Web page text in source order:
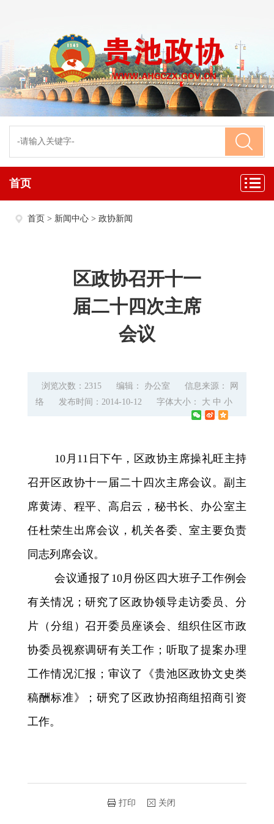
首页
首页 > 新闻中心 > 政协新闻
区政协召开十一
届二十四次主席
会议
浏览次数：2315 编辑： 办公室
信息来源： 网
络
发布时间：2014-10-12 字体大小： 大 中 小
10 月 11 日 下午，区政协主席操礼旺主持
召开区政协十一届二十四次主席会议。副主
席黄涛、程平、高启云，秘书长、办公室主
任杜荣生出席会议，机关各委、室主要负责
同志列席会议。
会议通报了 10月份区四大班子工作例会
有关情况；研究了区政协领导走访委员、分
片（分组）召开委员座谈会、组织住区市政
协委员视察调研有关工作；听取了提案办理
工作情况汇报；审议了《贵池区政协文史类
稿酬标准》；研究了区政协招商组招商引资
工作。
打印 关闭